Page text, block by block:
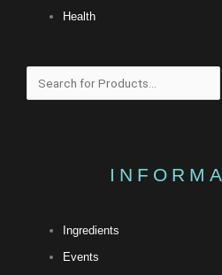
Health
Ingredients
Events